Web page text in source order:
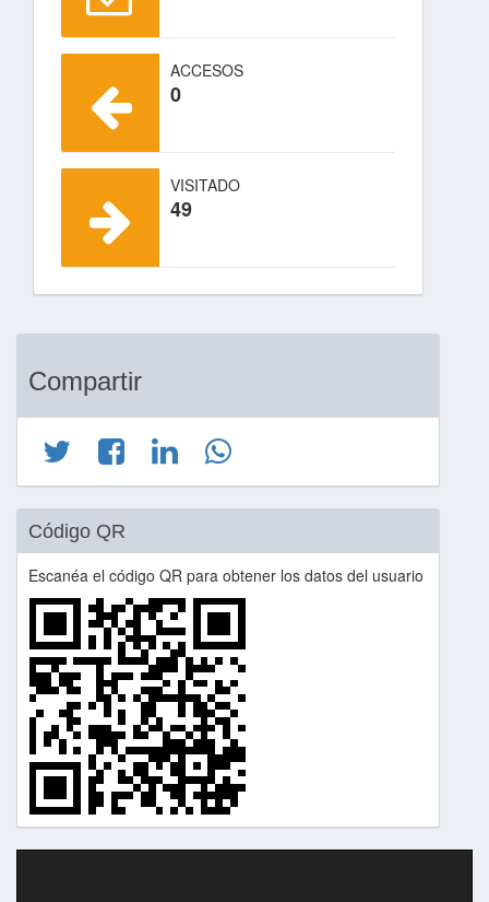
ACCESOS
0
VISITADO
49
Compartir
Código QR
Escanéa el código QR para obtener los datos del usuario